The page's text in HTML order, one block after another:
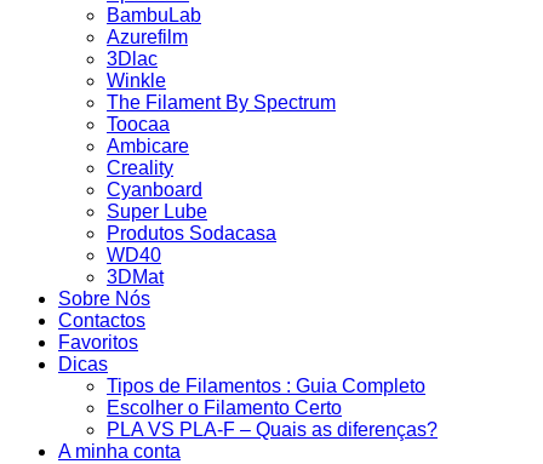
BambuLab
Azurefilm
3Dlac
Winkle
The Filament By Spectrum
Toocaa
Ambicare
Creality
Cyanboard
Super Lube
Produtos Sodacasa
WD40
3DMat
Sobre Nós
Contactos
Favoritos
Dicas
Tipos de Filamentos : Guia Completo
Escolher o Filamento Certo
PLA VS PLA-F – Quais as diferenças?
A minha conta